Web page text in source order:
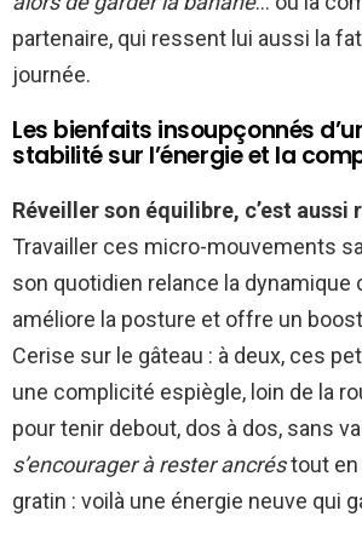
partenaire, qui ressent lui aussi la
journée.
Les bienfaits insoupçonnés
stabilité sur l’énergie et la
Réveiller son équilibre, c’est aussi
Travailler ces micro-mouvements
son quotidien relance la dynamique
améliore la posture et offre un
Cerise sur le gâteau : à deux, ces
une complicité espiègle, loin de la
pour tenir debout, dos à dos, sans
s’encourager à rester ancréstout en
gratin : voilà une énergie neuve qui